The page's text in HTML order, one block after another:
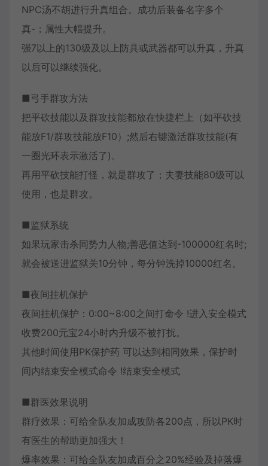
NPC汤不胡进行升真组合。成功后装备名字多个
真-；属性大幅提升。
强7以上的130级及以上防具或武器都可以升真，升真
以后可以继续强化。
■弓手群攻方法
把平砍技能以及群攻技能都放在快捷栏上（如平砍技
能放F1/群攻技能放F10）;然后右键激活群攻技能(有
一圈光环表示激活了)。
再用平砍技能打怪，就是群攻了；夫妻技能80级可以
使用，也是群攻。
■监狱系统
如果玩家击杀同势力人物;善恶值达到-100000红名时;
就会被送进监狱关10分钟，每分钟洗掉10000红名。
■夜间挂机保护
夜间挂机保护：0:00~8:00之间打命令 !进入安全模式
收费200元宝24小时内升级不被打扰。
其他时间使用PK保护药 可以达到相同效果，保护时
间内结束安全模式命令 !结束安全模式
■群医效果说明
群疗效果：可给全队友加成攻防各200点，所以PK时
有医生的帮助更加强大！
爆率效果：可给全队友加成百分之20%经验及掉落爆